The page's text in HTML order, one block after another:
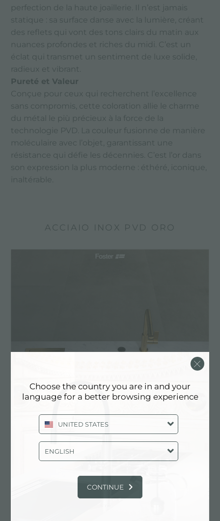
perfection de la haute joaillerie. Il n’est jamais
statique : sa surface danse avec la lumière, créant
des reflets qui vont des tons clairs du matin aux
nuances profondes et riches du midi. C’est un
éclat qui transmet un sentiment de luxe solide,
radieux et vibrant.
Pureté et Valeur
Conçue pour ceux qui recherchent l’excellence
sans compromis, cette coloration allie le charme
du métal le più précieux à la force de la
technologie PVD. La couleur fusionne de manière
moléculaire avec l’objet, garantissant une
résistance qui défie les décennies. C’est l’or dans
son expression la plus moderne : éthéré, iconique,
inaltérable.
ACCIAIO INOX PVD ORO
Choose the country you are in and your
language for a better browsing experience
UNITED STATES
ENGLISH
CONTINUE